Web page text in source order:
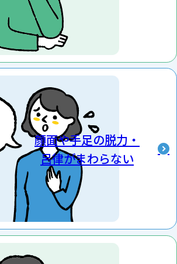
異常があるとなれば、各々の認知
れる特長的な症状の有無であった
、MRI、SPECT 等）を行ったりし
、診断をつけていきます。
りがあれば、一度当院をご受診
よくすっぽかしてしまう
あっても道に迷うようになった
う自覚がない
つかわなくなった
ことが困難になっている
く間違える など
顔面や手足の脱力・
呂律がまわらない